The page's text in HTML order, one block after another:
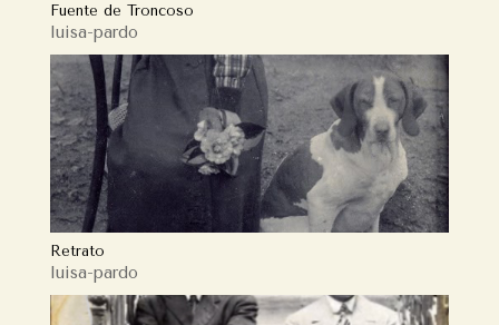
Fuente de Troncoso
luisa-pardo
Retrato
luisa-pardo